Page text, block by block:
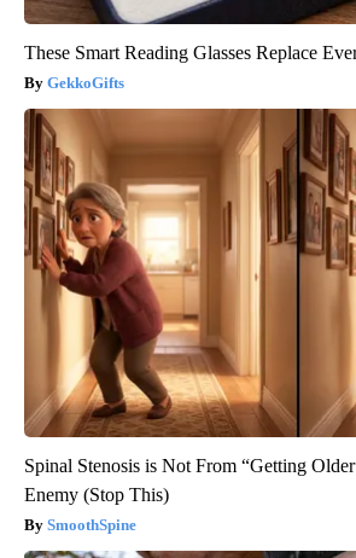
These Smart Reading Glasses Replace
GekkoGifts
Spinal Stenosis is Not From “Getting
Enemy (Stop This)
SmoothSpine